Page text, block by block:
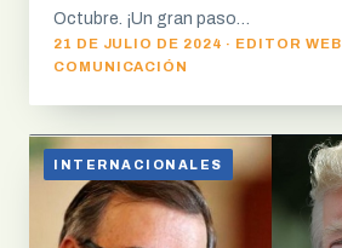
Octubre. ¡Un gran paso…
21 DE JULIO DE 2024 · EDITOR WEB
COMUNICACIÓN
INTERNACIONALES